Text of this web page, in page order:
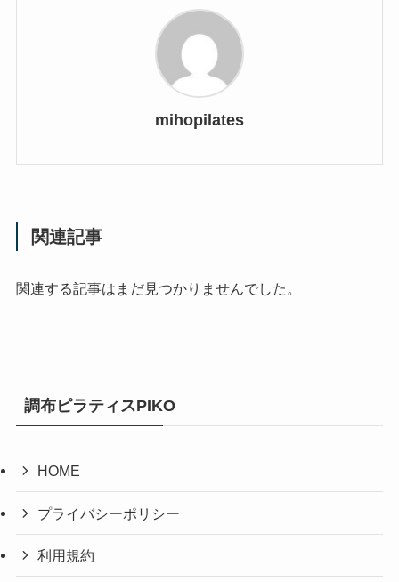
mihopilates
関連記事
関連する記事はまだ見つかりませんでした。
調布ピラティスPIKO
HOME
プライバシーポリシー
利用規約